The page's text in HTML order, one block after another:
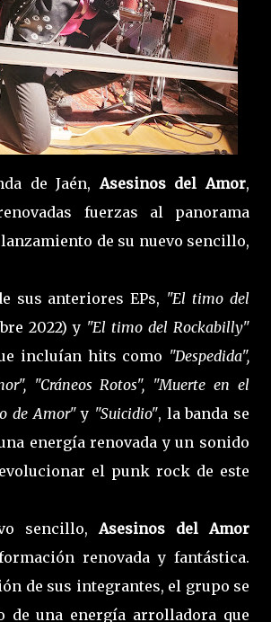
de Jaén,Asesinos del Amor,
fuerzas al panorama
de su nuevo sencillo,
sus anteriores EPs, "El timo del
2022) y "El timo del Rockabilly"
incluían hits como "Despedida",
"Cráneos Rotos", "Muerte en el
de Amor"y "Suicidio", la banda se
energía renovada y un sonido
el punk rock de este
sencillo,Asesinos del Amor
renovada y fantástica.
de sus integrantes, el grupo se
de una energía arrolladora que